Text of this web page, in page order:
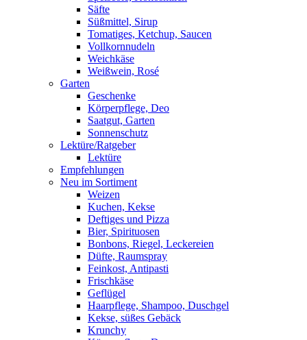
Säfte
Süßmittel, Sirup
Tomatiges, Ketchup, Saucen
Vollkornnudeln
Weichkäse
Weißwein, Rosé
Garten
Geschenke
Körperpflege, Deo
Saatgut, Garten
Sonnenschutz
Lektüre/Ratgeber
Lektüre
Empfehlungen
Neu im Sortiment
Weizen
Kuchen, Kekse
Deftiges und Pizza
Bier, Spirituosen
Bonbons, Riegel, Leckereien
Düfte, Raumspray
Feinkost, Antipasti
Frischkäse
Geflügel
Haarpflege, Shampoo, Duschgel
Kekse, süßes Gebäck
Krunchy